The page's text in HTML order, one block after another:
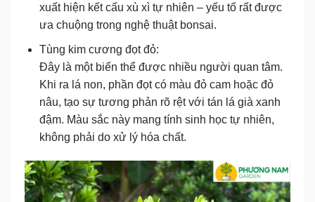
xuất hiện kết cấu xù xì tự nhiên – yếu tố rất được
ưa chuộng trong nghệ thuật bonsai.
Tùng kim cương đọt đỏ:
Đây là một biến thể được nhiều người quan tâm.
Khi ra lá non, phần đọt có màu đỏ cam hoặc đỏ
nâu, tạo sự tương phản rõ rệt với tán lá già xanh
đậm. Màu sắc này mang tính sinh học tự nhiên,
không phải do xử lý hóa chất.